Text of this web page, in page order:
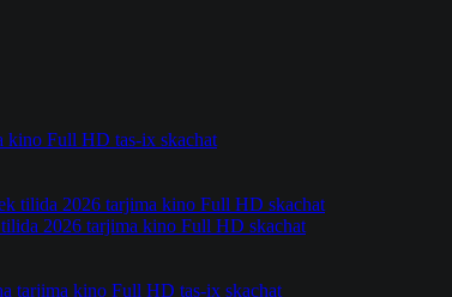
kino Full HD tas-ix skachat
2026 tarjima kino Full HD skachat